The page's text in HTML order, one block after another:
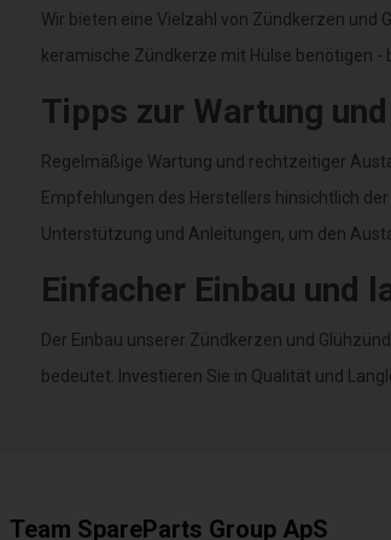
Wir bieten eine Vielzahl von Zündkerzen und
keramische Zündkerze mit Hülse benötigen -
Tipps zur Wartung
Regelmäßige Wartung und rechtzeitiger
Empfehlungen des Herstellers hinsichtlich
Unterstützung und Anleitungen, um den
Einfacher Einbau und
Der Einbau unserer Zündkerzen und
bedeutet. Investieren Sie in Qualität und
Team SpareParts Group ApS